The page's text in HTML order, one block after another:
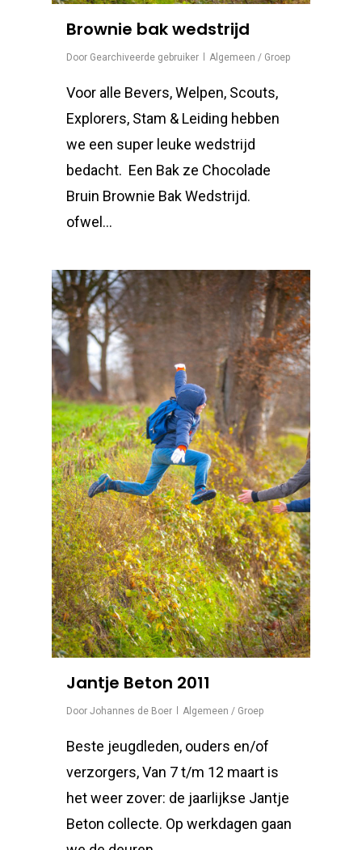
Brownie bak wedstrijd
Door Gearchiveerde gebruiker Algemeen / Groep
Voor alle Bevers, Welpen, Scouts,
Explorers, Stam & Leiding hebben
we een super leuke wedstrijd
bedacht. Een Bak ze Chocolade
Bruin Brownie Bak Wedstrijd.
ofwel…
Jantje Beton 2011
Door Johannes de Boer Algemeen / Groep
Beste jeugdleden, ouders en/of
verzorgers, Van 7 t/m 12 maart is
het weer zover: de jaarlijkse Jantje
Beton collecte. Op werkdagen gaan